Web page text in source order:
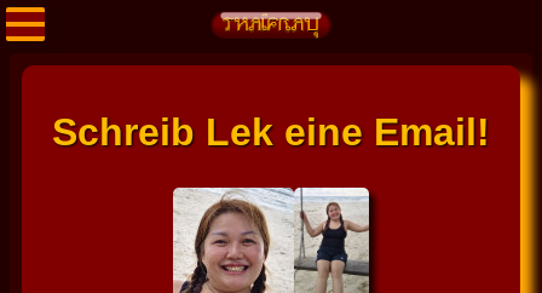
Schreib Lek eine Email!